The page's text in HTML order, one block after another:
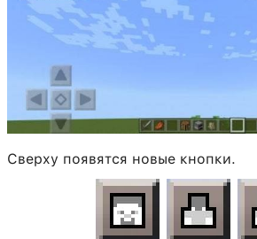
Сверху появятся новые кнопки.